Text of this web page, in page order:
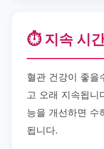
⏱️ 지속 시
혈관 건강이 좋을
고 오래 지속됩니
능을 개선하면 수
됩니다.